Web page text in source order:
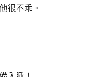
很不乖。